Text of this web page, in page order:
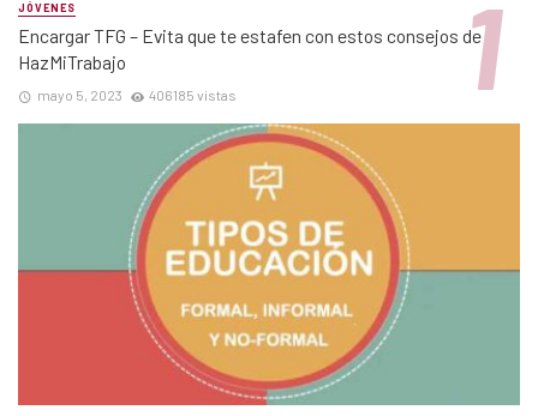
JÓVENES
Encargar TFG – Evita que te estafen con estos consejos de
HazMiTrabajo
mayo 5, 2023 406185 vistas